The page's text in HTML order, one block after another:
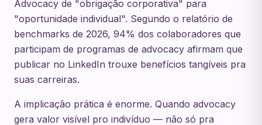
Advocacy de "obrigação corporativa" para
"oportunidade individual". Segundo o relatório de
benchmarks de 2026, 94% dos colaboradores que
participam de programas de advocacy afirmam que
publicar no LinkedIn trouxe benefícios tangíveis pra
suas carreiras.
A implicação prática é enorme. Quando advocacy
gera valor visível pro indivíduo — não só pra